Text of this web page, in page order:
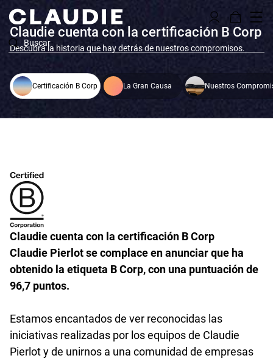
Buscar
Claudie cuenta con la certificación B Corp
Descubra la historia que hay detrás de nuestros compromisos.
Certificación B Corp La Gran Causa Nuestros
Claudie cuenta con la certificación B Corp
Claudie Pierlot se complace en anunciar que ha
obtenido la etiqueta B Corp, con una puntuación de
96,7 puntos.
Estamos encantados de ver reconocidas las
iniciativas realizadas por los equipos de Claudie
Pierlot y de unirnos a una comunidad de empresas